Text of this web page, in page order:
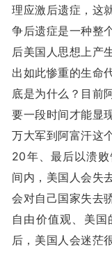
理应激后遗症，这
争后遗症是一种整
后美国人思想上产
出如此惨重的生命
底是为什么？目前
要一段时间才能显
万大军到阿富汗这
20年、最后以溃
间内，美国人会失
会对自己国家失去
自由价值观、美
后，美国人会迷茫